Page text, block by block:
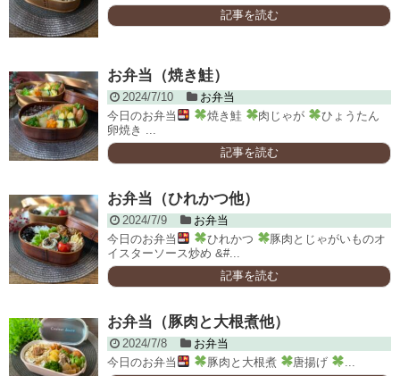
記事を読む
お弁当（焼き鮭）
2024/7/10
お弁当
今日のお弁当
焼き鮭 肉じゃが
ひょうたん
卵焼き ...
記事を読む
お弁当（ひれかつ他）
2024/7/9
お弁当
今日のお弁当
ひれかつ
豚肉とじゃがいものオ
イスターソース炒め &#...
記事を読む
お弁当（豚肉と大根煮他）
2024/7/8
お弁当
今日のお弁当
豚肉と大根煮 唐揚げ